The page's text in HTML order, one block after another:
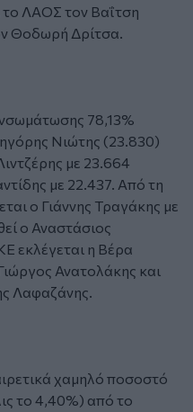
ΛΑΟΣ τον Βαΐτση
Θοδωρή Δρίτσα.
78,13%
Νιώτης (23.830)
με 23.664
με 22.437. Από τη
ο Γιάννης Τραγάκης με
ο Αναστάσιος
εκλέγεται η Βέρα
Ανατολάκης και
Λαφαζάνης.
χαμηλό ποσοστό
το 4,40%) από το